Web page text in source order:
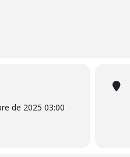
de 2025 03:00